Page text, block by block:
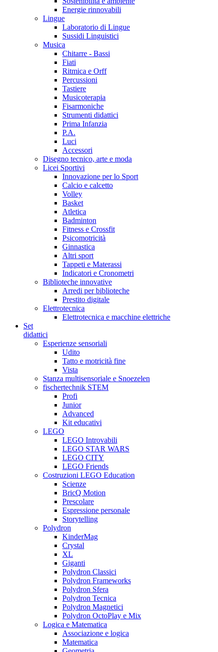
Energie rinnovabili
Lingue
Laboratorio di Lingue
Sussidi Linguistici
Musica
Chitarre - Bassi
Fiati
Ritmica e Orff
Percussioni
Tastiere
Musicoterapia
Fisarmoniche
Strumenti didattici
Prima Infanzia
P.A.
Luci
Accessori
Disegno tecnico, arte e moda
Licei Sportivi
Innovazione per lo Sport
Calcio e calcetto
Volley
Basket
Atletica
Badminton
Fitness e Crossfit
Psicomotricità
Ginnastica
Altri sport
Tappeti e Materassi
Indicatori e Cronometri
Biblioteche innovative
Arredi per biblioteche
Prestito digitale
Elettrotecnica
Elettrotecnica e macchine elettriche
Set
didattici
Esperienze sensoriali
Udito
Tatto e motricità fine
Vista
Stanza multisensoriale e Snoezelen
fischertechnik STEM
Profi
Junior
Advanced
Kit educativi
LEGO
LEGO Introvabili
LEGO STAR WARS
LEGO CITY
LEGO Friends
Costruzioni LEGO Education
Scienze
BricQ Motion
Prescolare
Espressione personale
Storytelling
Polydron
KinderMag
Crystal
XL
Giganti
Polydron Classici
Polydron Frameworks
Polydron Sfera
Polydron Tecnica
Polydron Magnetici
Polydron OctoPlay e Mix
Logica e Matematica
Associazione e logica
Matematica